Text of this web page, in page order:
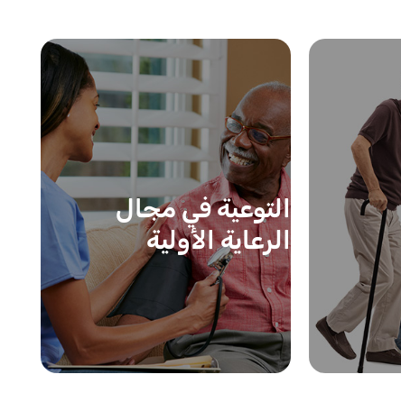
التوعية في مجال
الرعاية الأولية